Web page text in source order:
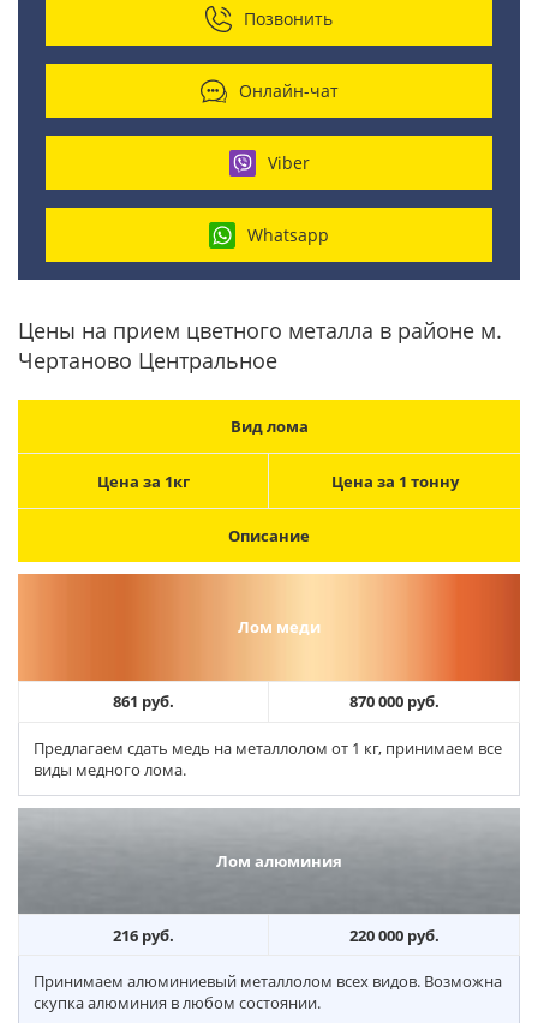
Позвонить
Онлайн-чат
Viber
Whatsapp
Цены на прием цветного металла в районе м.
Чертаново Центральное
Вид лома
Цена за 1кг Цена за 1 тонну
Описание
Лом меди
861 руб. 870 000 руб.
Предлагаем сдать медь на металлолом от 1 кг, принимаем все
виды медного лома.
Лом алюминия
216 руб. 220 000 руб.
Принимаем алюминиевый металлолом всех видов. Возможна
скупка алюминия в любом состоянии.